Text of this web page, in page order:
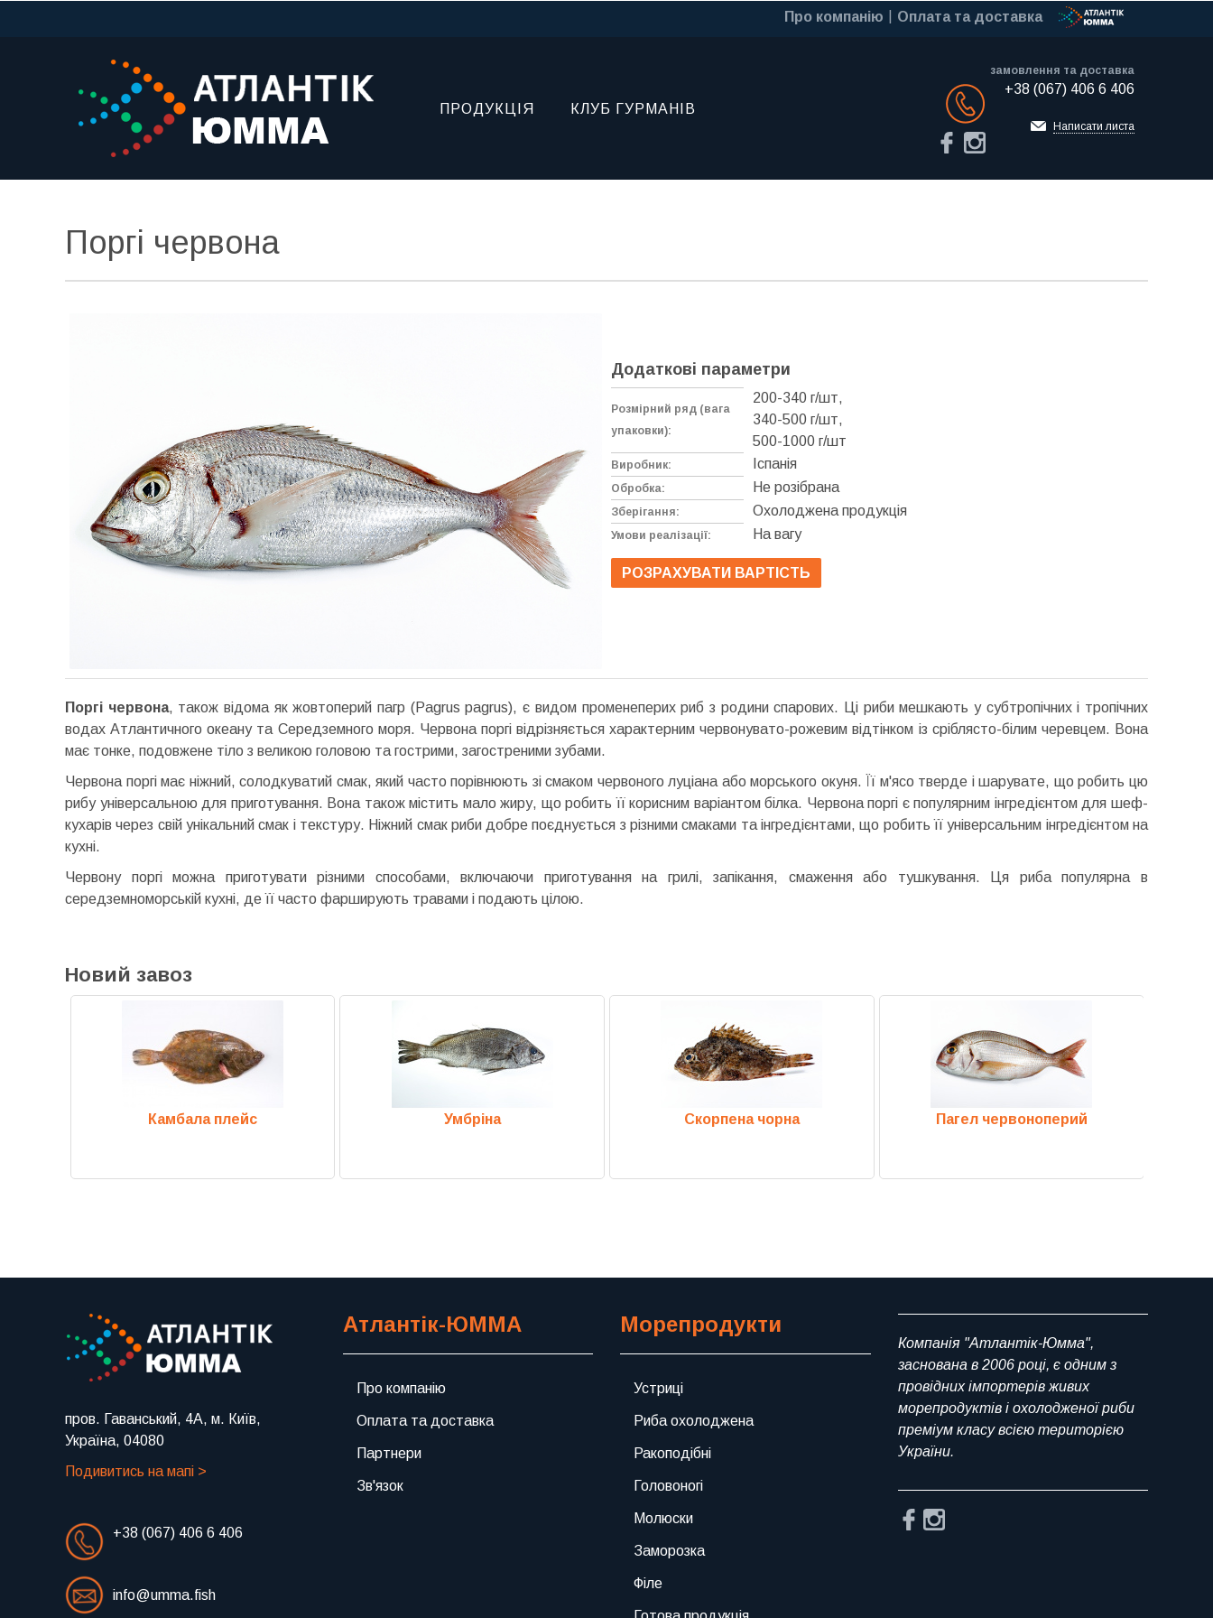
Про компанію Оплата та доставка
ПРОДУКЦІЯ КЛУБ ГУРМАНІВ
замовлення та доставка
+38 (067) 406 6 406
Обратный звонок Написати листа
Поргі червона
Додаткові параметри
Розмірний ряд (вага
упаковки):
200-340 г/шт,
340-500 г/шт,
500-1000 г/шт
Виробник: Іспанія
Обробка: Не розібрана
Зберігання: Охолоджена продукція
Умови реалізації: На вагу
РОЗРАХУВАТИ ВАРТІСТЬ
Поргі червона, також відома як жовтоперий пагр (Pagrus pagrus), є видом променеперих риб з родини спарових. Ці риби мешкають у субтропічних і тропічних
водах Атлантичного океану та Середземного моря. Червона поргі відрізняється характерним червонувато-рожевим відтінком із сріблясто-білим черевцем. Вона
має тонке, подовжене тіло з великою головою та гострими, загостреними зубами.
Червона поргі має ніжний, солодкуватий смак, який часто порівнюють зі смаком червоного луціана або морського окуня. Її м'ясо тверде і шарувате, що робить цю
рибу універсальною для приготування. Вона також містить мало жиру, що робить її корисним варіантом білка. Червона поргі є популярним інгредієнтом для шеф-
кухарів через свій унікальний смак і текстуру. Ніжний смак риби добре поєднується з різними смаками та інгредієнтами, що робить її універсальним інгредієнтом на
кухні.
Червону поргі можна приготувати різними способами, включаючи приготування на грилі, запікання, смаження або тушкування. Ця риба популярна в
середземноморській кухні, де її часто фарширують травами і подають цілою.
Новий завоз
Камбала плейс Умбріна Скорпена чорна Пагел червоноперий
пров. Гаванський, 4А, м. Київ,
Україна, 04080
Подивитись на мапі >
+38 (067) 406 6 406
info@umma.fish
Атлантік-ЮММА
Про компанію
Оплата та доставка
Партнери
Зв'язок
Морепродукти
Устриці
Риба охолоджена
Ракоподібні
Головоногі
Молюски
Заморозка
Філе
Компанія "Атлантік-Юмма",
заснована в 2006 році, є одним з
провідних імпортерів живих
морепродуктів і охолодженої риби
преміум класу всією територією
України.